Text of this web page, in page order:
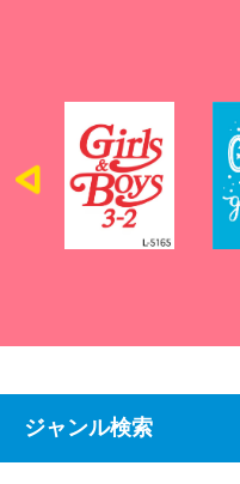
ジャンル検索